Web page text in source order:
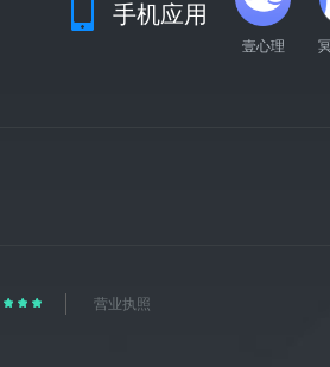
手机应用
壹心理
营业执照